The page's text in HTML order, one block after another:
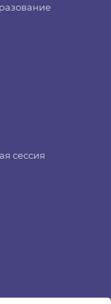
сессия